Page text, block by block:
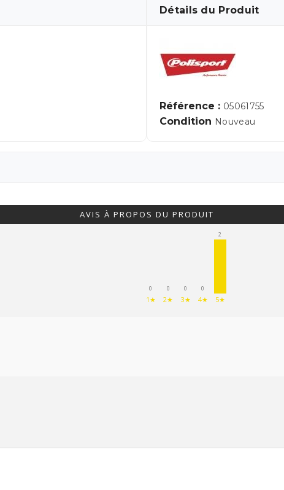
Détails du Produit
Référence : 05061755
Condition Nouveau
AVIS À PROPOS DU PRODUIT
0
1★
0
2★
0
3★
0
4★
2
5★